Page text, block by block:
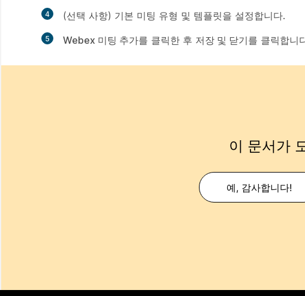
4 (선택 사항) 기본 미팅 유형 및 템플릿을 설정합니다.
5 Webex 미팅 추가를 클릭한 후 저장 및 닫기를 클릭합니
이 문서가
예, 감사합니다!